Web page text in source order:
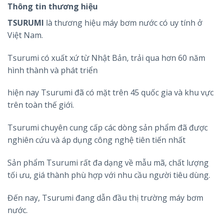
Thông tin thương hiệu
TSURUMI là thương hiệu máy bơm nước có uy tính ở
Việt Nam.
Tsurumi có xuất xứ từ Nhật Bản, trải qua hơn 60 năm
hình thành và phát triển
hiện nay Tsurumi đã có mặt trên 45 quốc gia và khu vực
trên toàn thế giới.
Tsurumi chuyên cung cấp các dòng sản phẩm đã được
nghiên cứu và áp dụng công nghệ tiên tiến nhất
Sản phẩm Tsurumi rất đa dạng về mẫu mã, chất lượng
tối ưu, giá thành phù hợp với nhu cầu người tiêu dùng.
Đến nay, Tsurumi đang dẫn đầu thị trường máy bơm
nước.